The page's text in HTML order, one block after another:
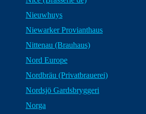
Nieuwhuys
Niewarker Provianthaus
Nittenau (Brauhaus)
Nord Europe
Nordbräu (Privatbrauerei)
Nordsjö Gardsbryggeri
Norga